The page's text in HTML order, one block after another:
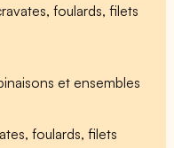
foulards, filets
et ensembles
foulards, filets